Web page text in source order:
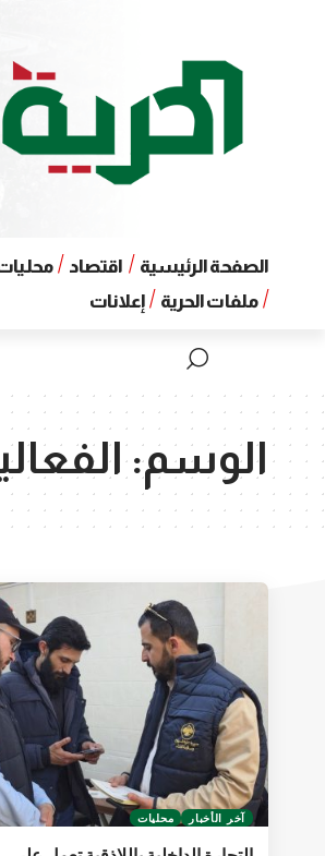
الصفحة الرئيسية اقتصاد
ملفات الحرية
إعلانات
الوسم:
آخر الأخبار محليات